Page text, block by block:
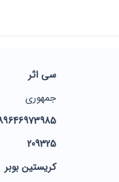
سی اثر
جمهوری
209325
کریستین بوبر